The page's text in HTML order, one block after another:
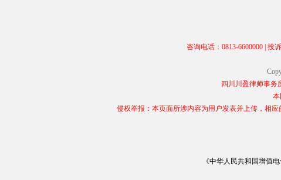
咨询电话：0813-6600000 | 投
四川川盈律师事务
本
侵权举报：本页面所涉内容为用户发表并上传，相
《中华人民共和国增值